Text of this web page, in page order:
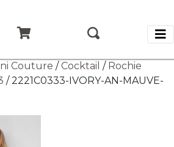
Couture / Cocktail / Rochie
/ 2221C0333-IVORY-AN-MAUVE-